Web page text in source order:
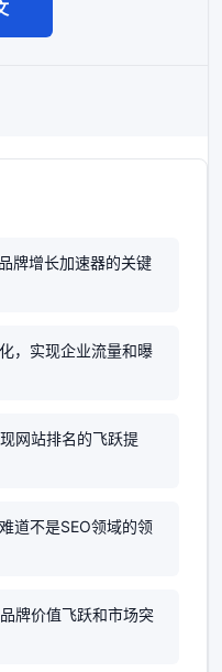
牌增长加速器的关键
，实现企业流量和曝
网站排名的飞跃提
道不是SEO领域的领
牌价值飞跃和市场突